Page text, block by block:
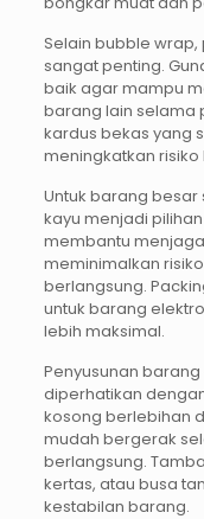
Selain bubble
sangat penting.
baik agar mampu
barang lain selama
kardus bekas yang
meningkatkan
Untuk barang
kayu menjadi
membantu
meminimalkan
berlangsung.
untuk barang
lebih maksimal.
Penyusunan
diperhatikan
kosong berlebihan
mudah bergerak
berlangsung.
kertas, atau busa
kestabilan barang.